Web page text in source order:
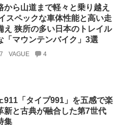
から山道まで軽々と乗り越え
スペックな車体性能と高い走
え 狭所の多い日本のトレイル
「マウンテンバイク」3選
VAGUE 4
911「タイプ991」を五感で楽
新と古典が融合した第7世代
集